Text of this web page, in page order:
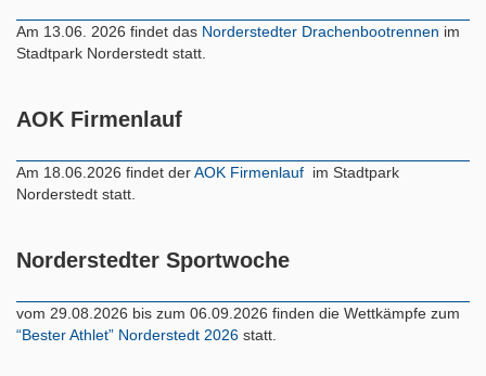
Am 13.06. 2026 findet das Norderstedter Drachenbootrennen im
Stadtpark Norderstedt statt.
AOK Firmenlauf
Am 18.06.2026 findet derAOK Firmenlauf im Stadtpark
Norderstedt statt.
Norderstedter Sportwoche
vom 29.08.2026 bis zum 06.09.2026 finden die Wettkämpfe zum
“Bester Athlet” Norderstedt 2026 statt.